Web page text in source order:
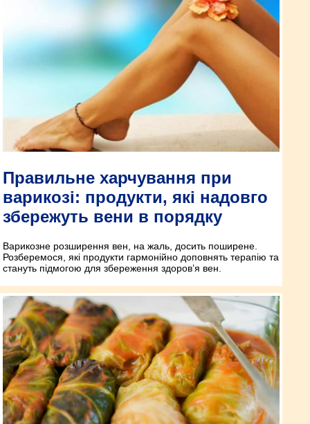
Правильне харчування при
варикозі: продукти, які надовго
збережуть вени в порядку
Варикозне розширення вен, на жаль, досить поширене.
Розберемося, які продукти гармонійно доповнять терапію та
стануть підмогою для збереження здоров’я вен.